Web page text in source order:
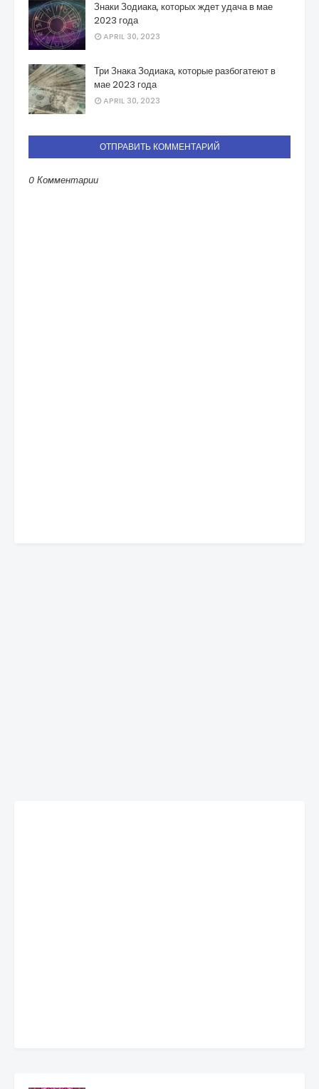
Знаки Зодиака, которых ждет удача в мае
2023 года
APRIL 30, 2023
Три Знака Зодиака, которые разбогатеют в
мае 2023 года
APRIL 30, 2023
ОТПРАВИТЬ КОММЕНТАРИЙ
0 Комментарии